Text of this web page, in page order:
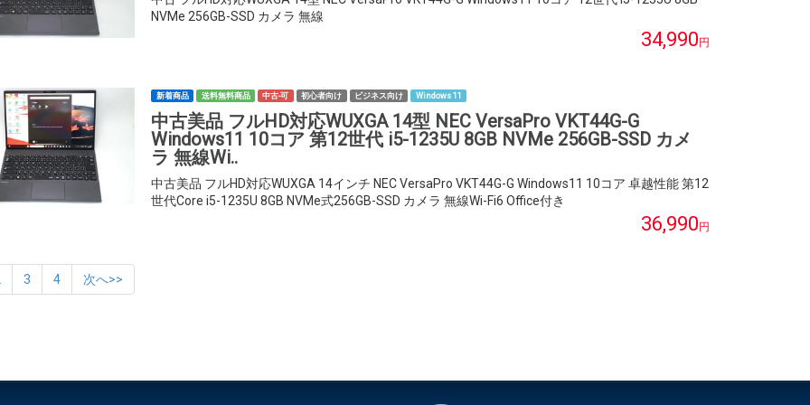
NVMe 256GB-SSD カメラ 無線
34,990円
新着商品 送料無料商品 中古-可 初心者向け ビジネス向け Windows 11
中古美品 フルHD対応WUXGA 14型 NEC VersaPro VKT44G-G
Windows11 10コア 第12世代 i5-1235U 8GB NVMe 256GB-SSD カメ
ラ 無線Wi..
中古美品 フルHD対応WUXGA 14インチ NEC VersaPro VKT44G-G Windows11 10コア 卓越性能 第12
世代Core i5-1235U 8GB NVMe式256GB-SSD カメラ 無線Wi-Fi6 Office付き
36,990円
3 4 次へ>>